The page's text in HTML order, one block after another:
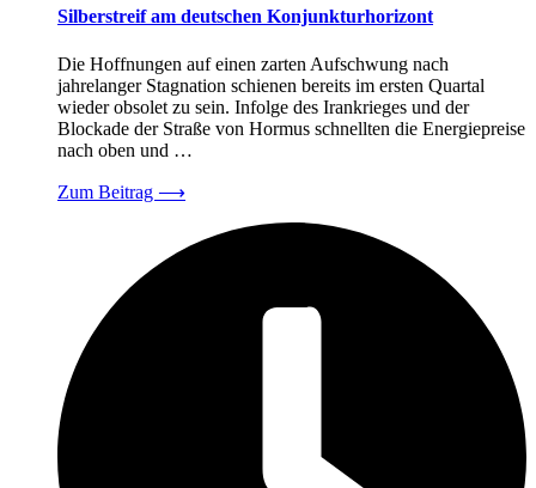
Silberstreif am deutschen Konjunkturhorizont
Die Hoffnungen auf einen zarten Aufschwung nach
jahrelanger Stagnation schienen bereits im ersten Quartal
wieder obsolet zu sein. Infolge des Irankrieges und der
Blockade der Straße von Hormus schnellten die Energiepreise
nach oben und …
Zum Beitrag ⟶